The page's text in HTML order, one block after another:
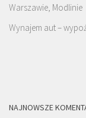
Warszawie, Modlinie
Wynajem aut –
NAJNOWSZE